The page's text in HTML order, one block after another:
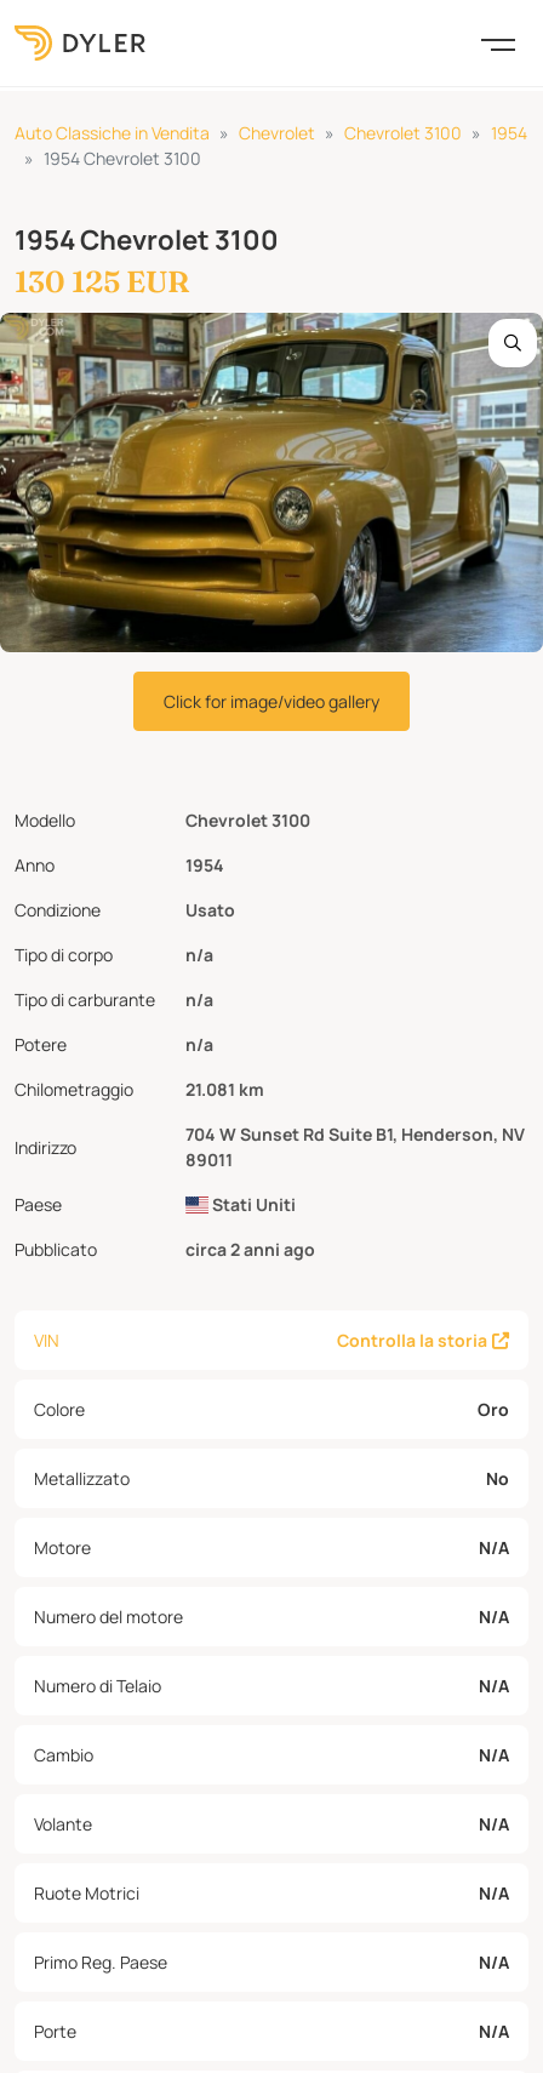
Auto Classiche in Vendita Chevrolet Chevrolet 3100
1954
1954 Chevrolet 3100
1954 Chevrolet 3100
130 125 EUR
Modello
Chevrolet 3100
Anno
1954
Condizione
Usato
Tipo di corpo
n/a
Tipo di carburante
n/a
Potere
n/a
Chilometraggio
21.081 km
Indirizzo
704 W Sunset Rd Suite B1, Henderson, NV
89011
Paese
Stati Uniti
Pubblicato
circa 2 anni ago
Click for image/video gallery
VIN Controlla la storia
Colore Oro
Metallizzato No
Motore N/A
Numero del motore N/A
Numero di Telaio N/A
Cambio N/A
Volante N/A
Ruote Motrici N/A
Primo Reg. Paese N/A
Porte N/A